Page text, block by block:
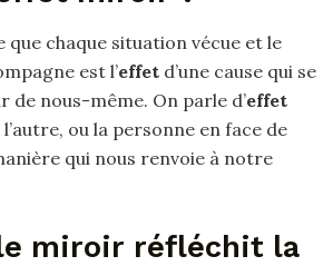
chaque situation vécue et le
est l’effet d’une cause qui se
de nous-même. On parle d’effet
ou la personne en face de
qui nous renvoie à notre
miroir réfléchit la